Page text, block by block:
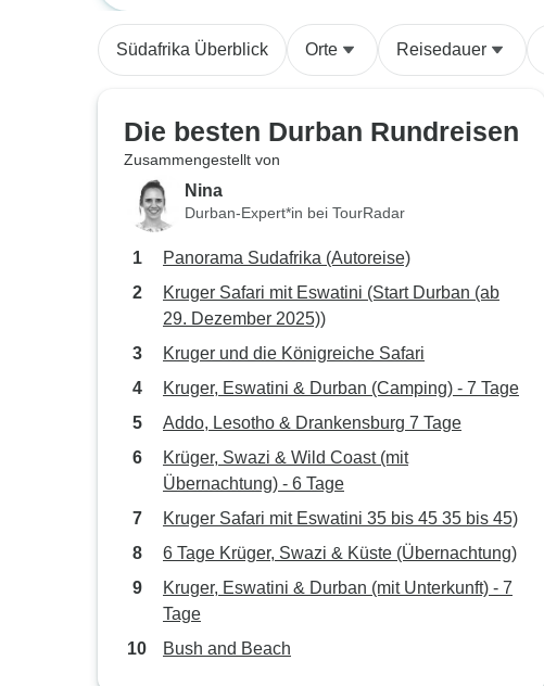
Südafrika Überblick Orte Reisedauer
Die besten Durban Rundreisen
Zusammengestellt von
Nina
Durban-Expert*in bei TourRadar
Panorama Sudafrika (Autoreise)
Kruger Safari mit Eswatini (Start Durban (ab
29. Dezember 2025))
Kruger und die Königreiche Safari
Kruger, Eswatini & Durban (Camping) - 7 Tage
Addo, Lesotho & Drankensburg 7 Tage
Krüger, Swazi & Wild Coast (mit
Übernachtung) - 6 Tage
Kruger Safari mit Eswatini 35 bis 45 35 bis 45)
6 Tage Krüger, Swazi & Küste (Übernachtung)
Kruger, Eswatini & Durban (mit Unterkunft) - 7
Tage
Bush and Beach